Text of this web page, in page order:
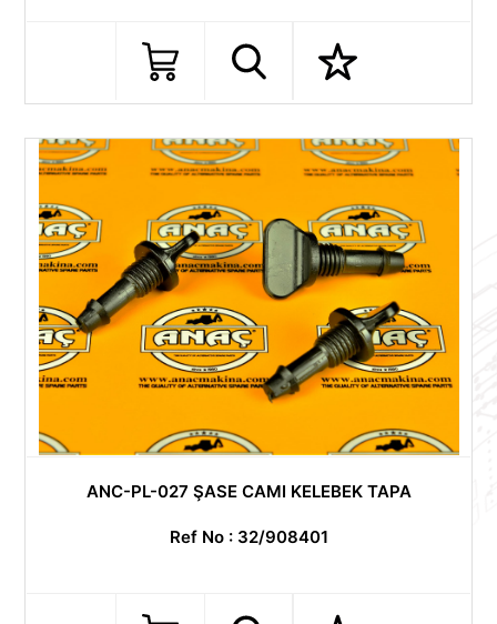
ANC-PL-027 ŞASE CAMI KELEBEK TAPA
Ref No : 32/908401